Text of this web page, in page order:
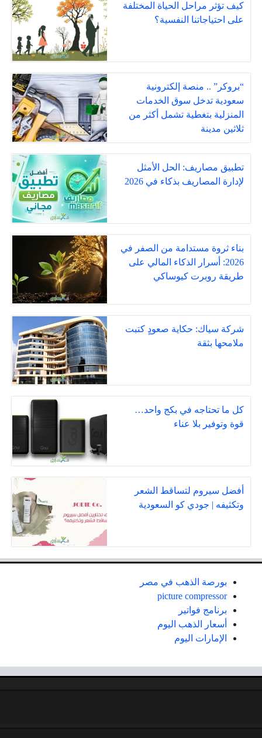
كيف تؤثر مراحل الحياة المختلفة
على احتياجاتنا النفسية؟
“بروكر” .. منصة إلكترونية
سعودية تدخل سوق الخدمات
المنزلية بتغطية تشمل أكثر من
ثلاثين مدينة
تطبيق مصاريف: الحل الأمثل
لإدارة المصاريف بذكاء في 2026
بناء ثروة مستدامة من الصفر في
2026: أسرار الذكاء المالي على
طريقة روبرت كيوساكي
شركة سياك: حكاية صعودٍ كتبت
ملامحها بثقة
كل ما تحتاجه في بكج واحد…
قوة وتوفير بلا عناء
أفضل سيروم لتساقط الشعر
وتكثيفه | جودي كو السعودية
بورصة الذهب في مصر
picture compressor
برنامج فواتير
أسعار الذهب اليوم
الإمارات اليوم